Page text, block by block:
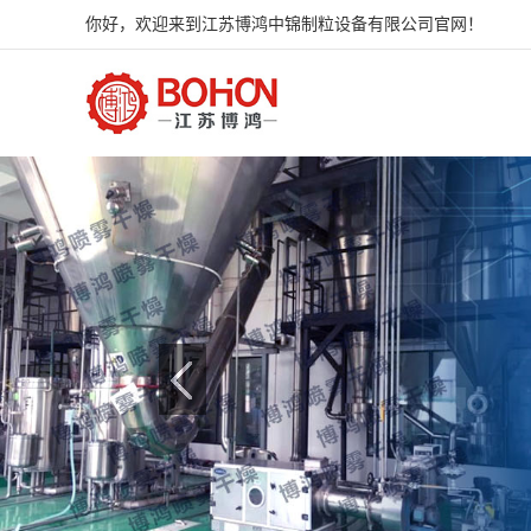
你好，欢迎来到江苏博鸿中锦制粒设备有限公司官网！